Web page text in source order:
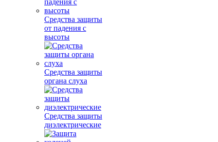
Средства защиты
от падения с
высоты
Средства защиты
органа слуха
Средства защиты
диэлектрические